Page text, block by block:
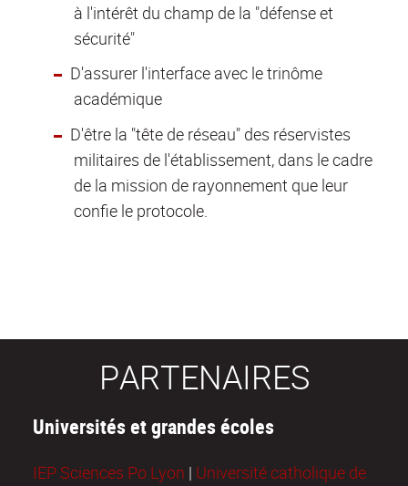
à l'intérêt du champ de la "défense et
sécurité"
D'assurer l'interface avec le trinôme
académique
D'être la "tête de réseau" des réservistes
militaires de l'établissement, dans le cadre
de la mission de rayonnement que leur
confie le protocole.
PARTENAIRES
Universités et grandes écoles
IEP Sciences Po Lyon | Université catholique de